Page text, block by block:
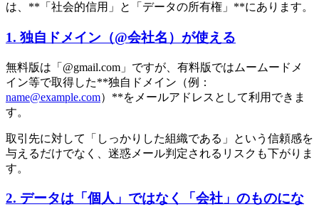
は、**「社会的信用」と「データの所有権」**にあります。
1. 独自ドメイン（@会社名）が使える
無料版は「@gmail.com」ですが、有料版ではムームードメ
イン等で取得した**独自ドメイン（例：
name@example.com）**をメールアドレスとして利用できま
す。
取引先に対して「しっかりした組織である」という信頼感を
与えるだけでなく、迷惑メール判定されるリスクも下がりま
す。
2. データは「個人」ではなく「会社」のものにな